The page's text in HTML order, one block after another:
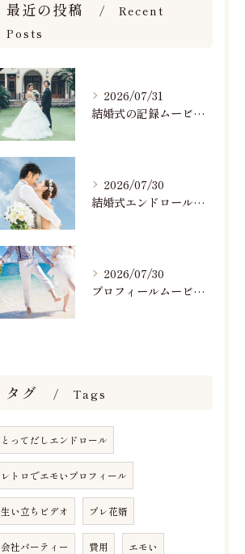
最近の投稿
Recent
Posts
2026/07/31
結婚式の記録ムービーの映像撮影スタッフを募集中です
2026/07/30
結婚式エンドロールで人気のおすすめBGM楽曲ランキング！(7/29最新)
2026/07/30
プロフィールムービーで人気おすすめのBGM楽曲ランキング！(7/29最新)
タグ Tags
とってだしエンドロール
レトロでエモいプロフィール
生い立ちビデオ プレ花婿
会社パーティー 費用 エモい